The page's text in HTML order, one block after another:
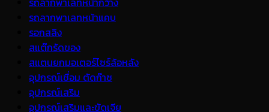
รถลากพาเลทหน้าแคบ
รอกสลิง
สแต๊กรัดของ
สแตนยกมอเตอร์ไซร์ล้อหลัง
อุปกรณ์เชื่อม ตัดก๊าซ
อุปกรณ์เสริม
อุปกรณ์เสริมและขัดเจีย